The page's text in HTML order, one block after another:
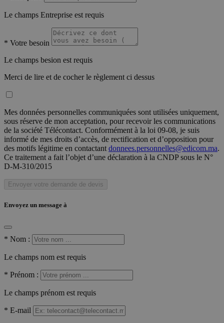
Le champs Entreprise est requis
* Votre besoin
Le champs besion est requis
Merci de lire et de cocher le règlement ci dessus
Mes données personnelles communiquées sont utilisées uniquement,
sous réserve de mon acceptation, pour recevoir les communications
de la société Télécontact. Conformément à la loi 09-08, je suis
informé de mes droits d’accès, de rectification et d’opposition pour
des motifs légitime en contactant donnees.personnelles@edicom.ma.
Ce traitement a fait l’objet d’une déclaration à la CNDP sous le N°
D-M-310/2015
Envoyer votre demande de devis
Envoyez un message à
* Nom :
Le champs nom est requis
* Prénom :
Le champs prénom est requis
* E-mail